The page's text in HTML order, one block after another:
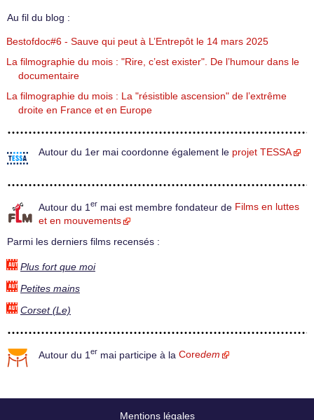
Au fil du blog :
Bestofdoc#6 - Sauve qui peut à L’Entrepôt le 14 mars 2025
La filmographie du mois : "Rire, c’est exister". De l’humour dans le
documentaire
La filmographie du mois : La "résistible ascension" de l’extrême
droite en France et en Europe
Autour du 1er mai coordonne également le projet TESSA
Autour du 1 er mai est membre fondateur de Films en luttes
et en mouvements
Parmi les derniers films recensés :
Plus fort que moi
Petites mains
Corset (Le)
Autour du 1 er mai participe à la Coredem
Mentions légales